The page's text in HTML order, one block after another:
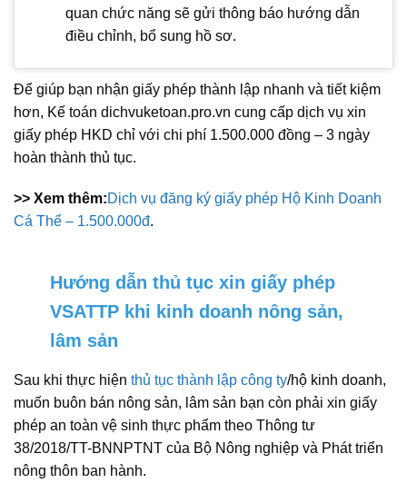
quan chức năng sẽ gửi thông báo hướng dẫn
điều chỉnh, bổ sung hồ sơ.
Để giúp bạn nhận giấy phép thành lập nhanh và tiết kiệm
hơn, Kế toán dichvuketoan.pro.vn cung cấp dịch vụ xin
giấy phép HKD chỉ với chi phí 1.500.000 đồng – 3 ngày
hoàn thành thủ tục.
>> Xem thêm:Dịch vụ đăng ký giấy phép Hộ Kinh Doanh
Cá Thể – 1.500.000đ.
Hướng dẫn thủ tục xin giấy phép
VSATTP khi kinh doanh nông sản,
lâm sản
Sau khi thực hiện thủ tục thành lập công ty/hộ kinh doanh,
muốn buôn bán nông sản, lâm sản bạn còn phải xin giấy
phép an toàn vệ sinh thực phẩm theo Thông tư
38/2018/TT-BNNPTNT của Bộ Nông nghiệp và Phát triển
nông thôn ban hành.